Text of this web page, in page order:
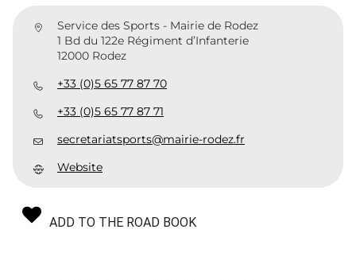
Service des Sports - Mairie de Rodez
1 Bd du 122e Régiment d’Infanterie
12000 Rodez
+33 (0)5 65 77 87 70
+33 (0)5 65 77 87 71
secretariatsports@mairie-rodez.fr
Website
ADD TO THE ROAD BOOK